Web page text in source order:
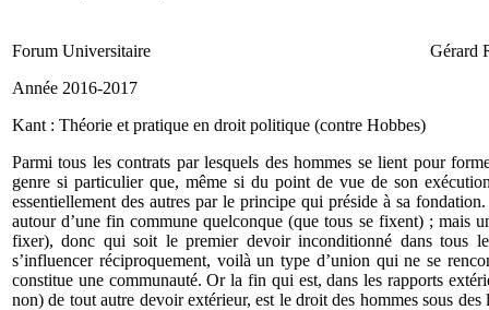
Forum Universitaire Gérard
Année 2016-
Kant : Théorie et pratique en droit politique (contre Hobbes)
Parmi tous les contrats par lesquels des hommes se lient pour
genre si particulier que, même si du point de vue de son
essentiel­lement des autres par le principe qui préside à sa
autour d’une fin commune quel­conque (que tous se fixent) ; mais
fixer), donc qui soit le premier devoir inconditionné dans tous
s’influencer réciproquement, voilà un type d’union qui ne se
constitue une com­munauté. Or la fin qui est, dans les rapports
non) de tout autre devoir extérieur, est le droit des hommes sous